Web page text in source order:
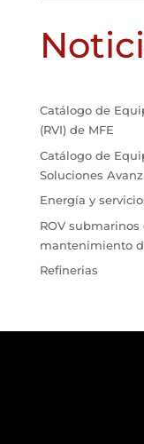
Catálogo de
(RVI) de MFE
Catálogo de
Soluciones
Energía y
ROV
mantenimiento
Refinerias